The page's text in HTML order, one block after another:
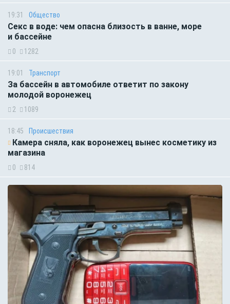
19:31 Общество
Секс в воде: чем опасна близость в ванне, море
и бассейне
0 1282
19:01 Транспорт
За бассейн в автомобиле ответит по закону
молодой воронежец
2 1089
18:45 Происшествия
Камера сняла, как воронежец вынес косметику из
магазина
0 814